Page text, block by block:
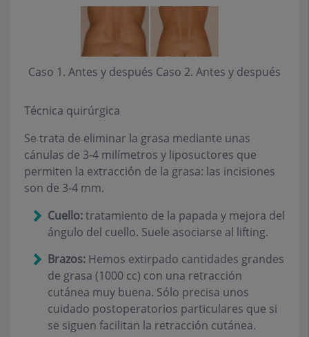
Caso 1. Antes y después Caso 2. Antes y después
Técnica quirúrgica
Se trata de eliminar la grasa mediante unas
cánulas de 3-4 milímetros y liposuctores que
permiten la extracción de la grasa: las incisiones
son de 3-4 mm.
Cuello:tratamiento de la papada y mejora del
ángulo del cuello. Suele asociarse al lifting.
Brazos: Hemos extirpado cantidades grandes
de grasa (1000 cc) con una retracción
cutánea muy buena. Sólo precisa unos
cuidado postoperatorios particulares que si
se siguen facilitan la retracción cutánea.